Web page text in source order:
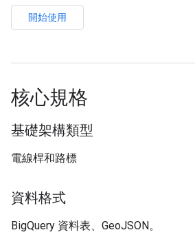
開始使用
核心規格
基礎架構類型
電線桿和路標
資料格式
BigQuery 資料表、GeoJSON。